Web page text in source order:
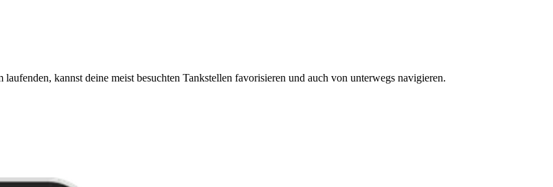
kannst deine meist besuchten Tankstellen favorisieren und auch von unterwegs navigieren.